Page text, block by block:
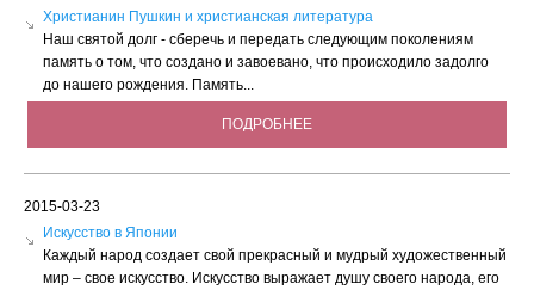
Христианин Пушкин и христианская литература
Наш святой долг - сберечь и передать следующим поколениям
память о том, что создано и завоевано, что происходило задолго
до нашего рождения. Память...
ПОДРОБНЕЕ
2015-03-23
Искусство в Японии
Каждый народ создает свой прекрасный и мудрый художественный
мир – свое искусство. Искусство выражает душу своего народа, его